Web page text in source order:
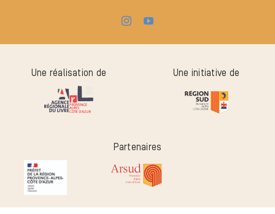
Une réalisation de Une initiative de
Partenaires